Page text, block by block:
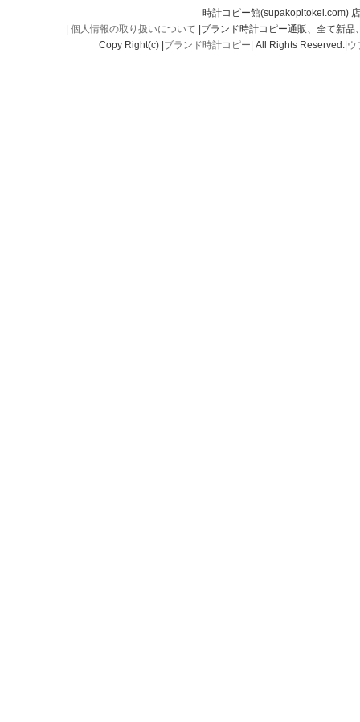
時計コピー館(supakopitokei.com)
個人情報の取り扱いについて |ブランド時計コピー通販、全て新
Copy Right(c) | ブランド時計コピー | All Rights Reserved.| ウ